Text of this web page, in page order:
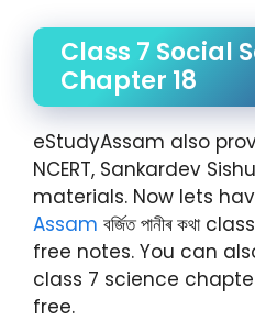
Class 7 Social
Chapter 18
eStudyAssam also
NCERT, Sankardev
materials. Now lets
Assam বৰ্জিত পানীৰ কথা
free notes. You can
class 7 science
free.